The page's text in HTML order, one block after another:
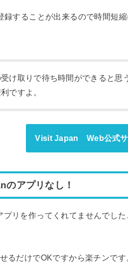
録することが出来るので時間短
け取りで待ち時間ができると思
ですよ。
Visit Japan Web公式サ
アプリなし！
プリを作ってくれてませんでし
るだけでOKですから楽チンです